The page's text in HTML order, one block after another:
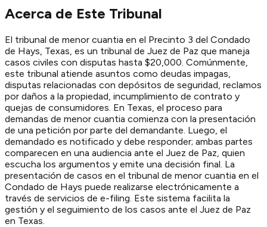
Acerca de Este Tribunal
El tribunal de menor cuantia en el Precinto 3 del Condado
de Hays, Texas, es un tribunal de Juez de Paz que maneja
casos civiles con disputas hasta $20,000. Comúnmente,
este tribunal atiende asuntos como deudas impagas,
disputas relacionadas con depósitos de seguridad, reclamos
por daños a la propiedad, incumplimiento de contrato y
quejas de consumidores. En Texas, el proceso para
demandas de menor cuantia comienza con la presentación
de una petición por parte del demandante. Luego, el
demandado es notificado y debe responder; ambas partes
comparecen en una audiencia ante el Juez de Paz, quien
escucha los argumentos y emite una decisión final. La
presentación de casos en el tribunal de menor cuantia en el
Condado de Hays puede realizarse electrónicamente a
través de servicios de e-filing. Este sistema facilita la
gestión y el seguimiento de los casos ante el Juez de Paz
en Texas.